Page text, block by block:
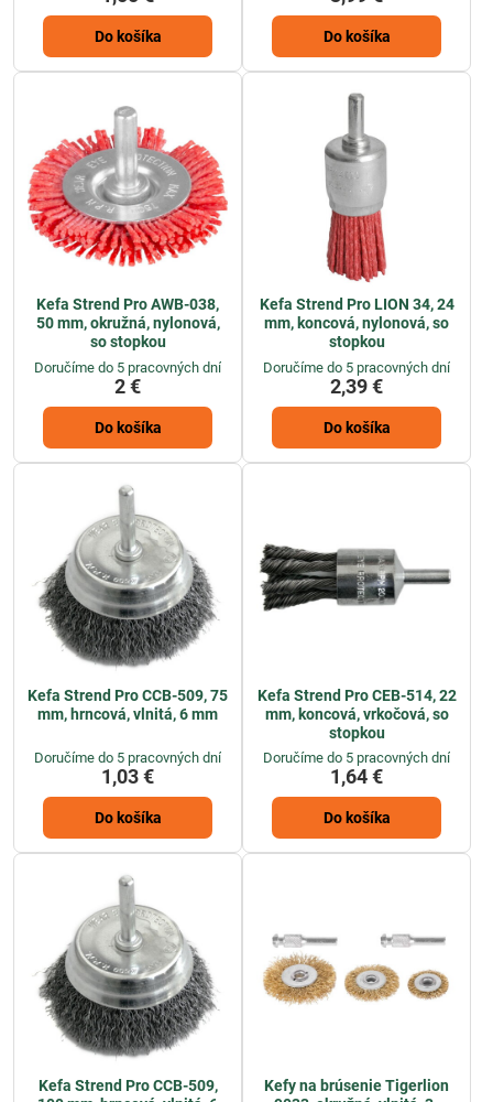
Do košíka Do košíka
Kefa Strend Pro AWB-038,
50 mm, okružná, nylonová,
so stopkou
Doručíme do 5 pracovných dní
2 €
Do košíka
Kefa Strend Pro LION 34, 24
mm, koncová, nylonová, so
stopkou
Doručíme do 5 pracovných dní
2,39 €
Do košíka
Kefa Strend Pro CCB-509, 75
mm, hrncová, vlnitá, 6 mm
Doručíme do 5 pracovných dní
1,03 €
Do košíka
Kefa Strend Pro CEB-514, 22
mm, koncová, vrkočová, so
stopkou
Doručíme do 5 pracovných dní
1,64 €
Do košíka
Kefa Strend Pro CCB-509,
Kefy na brúsenie Tigerlion